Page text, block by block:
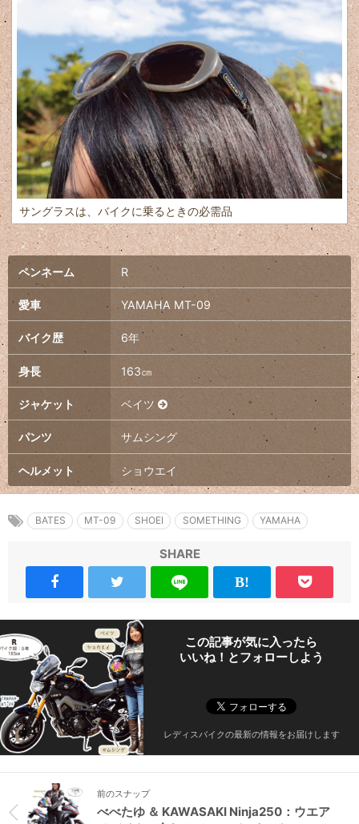
サングラスは、バイクに乗るときの必需品
ペンネーム R
愛車 YAMAHA MT-09
バイク歴 6年
身長 163㎝
ジャケット ベイツ
パンツ サムシング
ヘルメット ショウエイ
BATES MT-09 SHOEI SOMETHING YAMAHA
SHARE
この記事が気に入ったら
いいね！とフォローしよう
レディスバイクの最新の情報をお届けします
前のスナップ
べべたゆ ＆ KAWASAKI Ninja250：ウエア